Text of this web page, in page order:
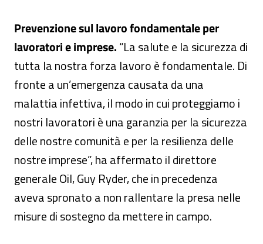
Prevenzione sul lavoro fondamentale per
lavoratori e imprese.“La salute e la sicurezza di
tutta la nostra forza lavoro è fondamentale. Di
fronte a un’emergenza causata da una
malattia infettiva, il modo in cui proteggiamo i
nostri lavoratori è una garanzia per la sicurezza
delle nostre comunità e per la resilienza delle
nostre imprese”, ha affermato il direttore
generale Oil, Guy Ryder, che in precedenza
aveva spronato a non rallentare la presa nelle
misure di sostegno da mettere in campo.